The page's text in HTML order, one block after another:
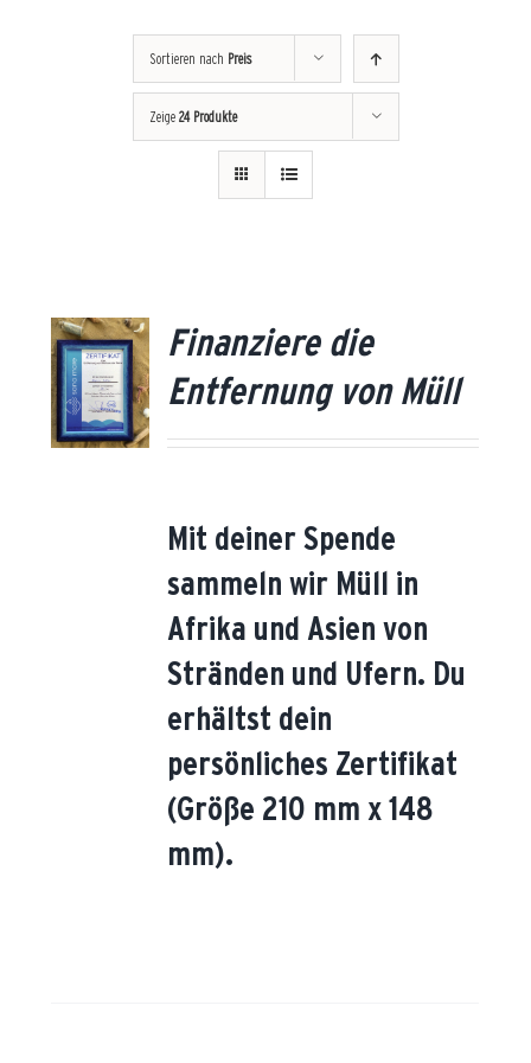
Sortieren nach Preis
Zeige 24 Produkte
Finanziere die
Entfernung von Müll
Mit deiner Spende
sammeln wir Müll in
Afrika und Asien von
Stränden und Ufern. Du
erhältst dein
persönliches Zertifikat
(Größe 210 mm x 148
mm).